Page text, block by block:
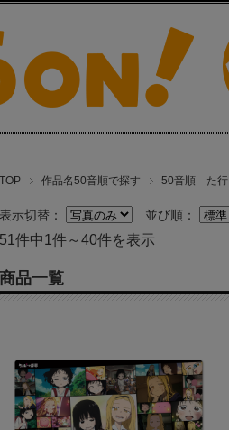
TOP 作品名50音順で探す 50音順 た行
表示切替： 並び順：
51件中1件～40件を表示
商品一覧